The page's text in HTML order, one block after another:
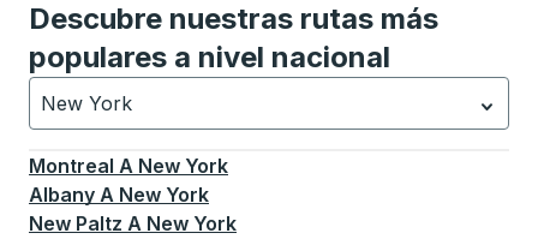
Descubre nuestras rutas más
populares a nivel nacional
New York
Currently selected: New York.La selección está
Montreal A New York
Albany A New York
New Paltz A New York